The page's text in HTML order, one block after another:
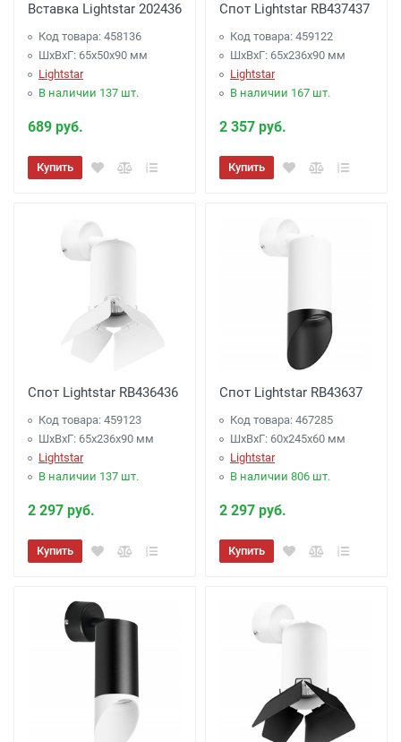
Вставка Lightstar 202436
Код товара: 458136
ШхВхГ: 65x50x90 мм
Lightstar
В наличии 137 шт.
689 руб.
Купить
Спот Lightstar RB437437
Код товара: 459122
ШхВхГ: 65x236x90 мм
Lightstar
В наличии 167 шт.
2 357 руб.
Купить
Спот Lightstar RB436436
Код товара: 459123
ШхВхГ: 65x236x90 мм
Lightstar
В наличии 137 шт.
2 297 руб.
Купить
Спот Lightstar RB43637
Код товара: 467285
ШхВхГ: 60x245x60 мм
Lightstar
В наличии 806 шт.
2 297 руб.
Купить